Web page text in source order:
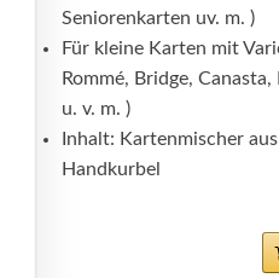
Seniorenkarten uv. m. )
Für kleine Karten mit
Rommé, Bridge,
u. v. m. )
Inhalt: Kartenmischer
Handkurbel